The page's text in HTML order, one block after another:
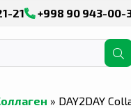
21 +998 90 943-00-
» DAY2DAY